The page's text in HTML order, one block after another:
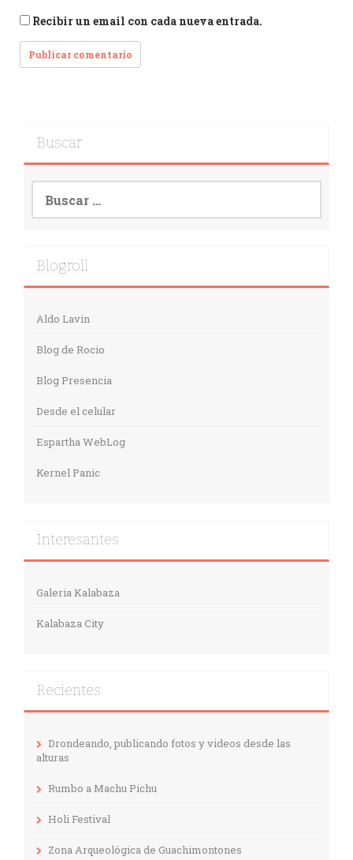
Recibir un email con cada nueva entrada.
Buscar
Buscar:
Blogroll
Aldo Lavin
Blog de Rocio
Blog Presencia
Desde el celular
Espartha WebLog
Kernel Panic
Interesantes
Galeria Kalabaza
Kalabaza City
Recientes
Drondeando, publicando fotos y videos desde las
alturas
Rumbo a Machu Pichu
Holi Festival
Zona Arqueológica de Guachimontones